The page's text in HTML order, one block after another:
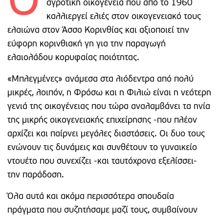
αγροτική οικογένεια που από το 1960
καλλιεργεί ελιές στον οικογενειακό τους
ελαιώνα στον Άσσο Κορινθίας και αξιοποιεί την
εύφορη κορινθιακή γη για την παραγωγή
ελαιολάδου κορυφαίας ποιότητας.
«Μπλεγμένες» ανάμεσα στα λιόδεντρα από πολύ
μικρές, λοιπόν, η Φρόσω και η Φιλιώ είναι η νεότερη
γενιά της οικογένειας που τώρα αναλαμβάνει τα ηνία
της μικρής οικογενειακής επιχείρησης -που πλέον
αρχίζει και παίρνει μεγάλες διαστάσεις. Οι δυο τους
ενώνουν τις δυνάμεις και συνθέτουν το γυναικείο
ντουέτο που συνεχίζει -και ταυτόχρονα εξελίσσει-
την παράδοση.
Όλα αυτά και ακόμα περισσότερα σπουδαία
πράγματα που συζητήσαμε μαζί τους, συμβαίνουν